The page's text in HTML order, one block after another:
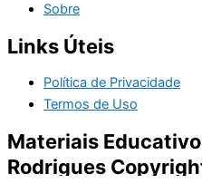
Sobre
Links Úteis
Política de Privacidade
Termos de Uso
Materiais
Rodrigues